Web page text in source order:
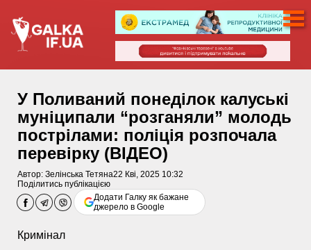
У Поливаний понеділок калуські
муніципали “розганяли” молодь
пострілами: поліція розпочала
перевірку (ВІДЕО)
Автор: Зелінська Тетяна22 Кві, 2025 10:32
Поділитись публікацією
Додати Галку як бажане
джерело в Google
Кримінал